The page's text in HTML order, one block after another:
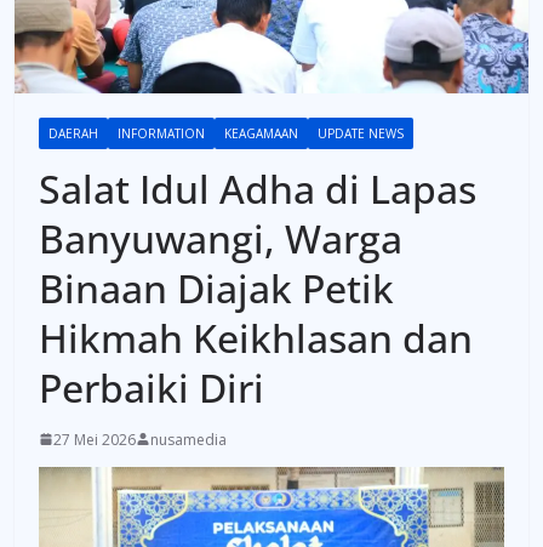
DAERAH INFORMATION KEAGAMAAN UPDATE NEWS
Salat Idul Adha di Lapas
Banyuwangi, Warga
Binaan Diajak Petik
Hikmah Keikhlasan dan
Perbaiki Diri
27 Mei 2026 nusamedia